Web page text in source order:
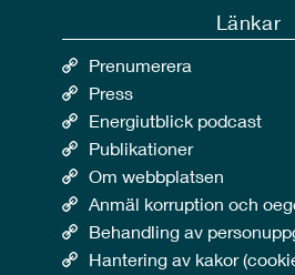
Länkar
Prenumerera
Press
Energiutblick podcast
Publikationer
Om webbplatsen
Anmäl korruption och
Behandling av
Hantering av kakor